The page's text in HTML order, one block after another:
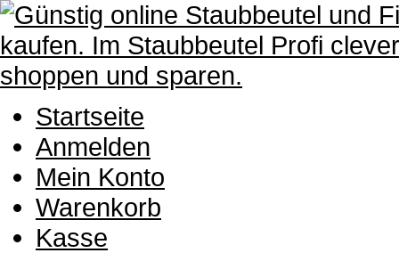
Startseite
Anmelden
Mein Konto
Warenkorb
Kasse